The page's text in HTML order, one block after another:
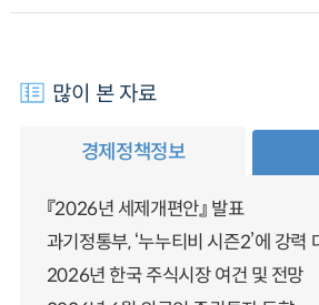
많이 본 자료
경제정책정보
『2026년 세제개편안』 발표
과기정통부, ‘누누티비 시즌2’에 강력
2026년 한국 주식시장 여건 및 전망